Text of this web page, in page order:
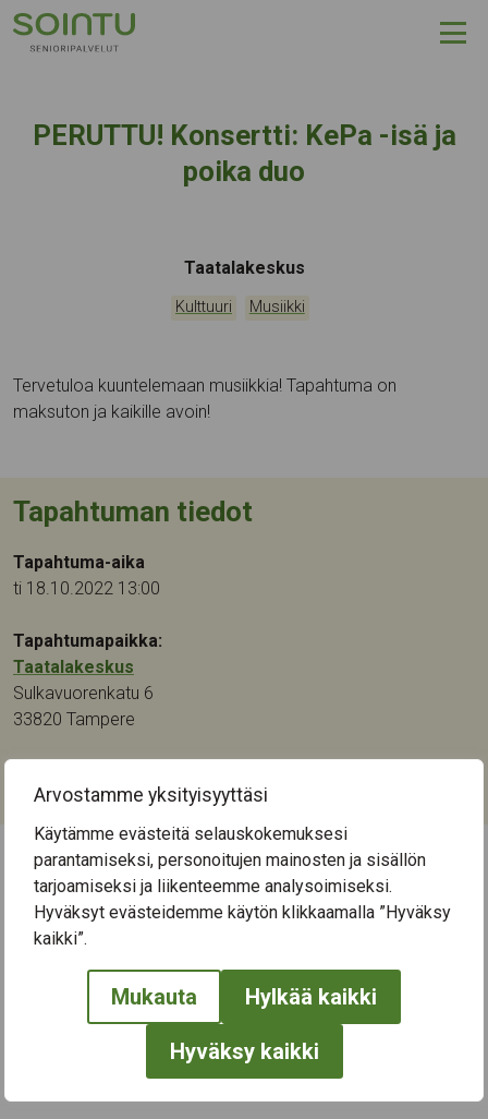
Arvostamme yksityisyyttäsi
Käytämme evästeitä selauskokemuksesi
parantamiseksi, personoitujen mainosten ja sisällön
tarjoamiseksi ja liikenteemme analysoimiseksi.
Hyväksyt evästeidemme käytön klikkaamalla ”Hyväksy
kaikki”.
Mukauta Hylkää kaikki
Hyväksy kaikki
Hyppää sisältöön
PERUTTU! Konsertti: KePa -isä ja
poika duo
Tapahtumapaikka:
Taatalakeskus
Kategoriat:
Kulttuuri Musiikki
Tervetuloa kuuntelemaan musiikkia! Tapahtuma on
maksuton ja kaikille avoin!
Tapahtuman tiedot
Tapahtuma-aika
ti 18.10.2022 13:00
Tapahtumapaikka:
Taatalakeskus
Sulkavuorenkatu 6
33820 Tampere
Kulttuuri,Musiikki
← Näytä kaikki tapahtumat